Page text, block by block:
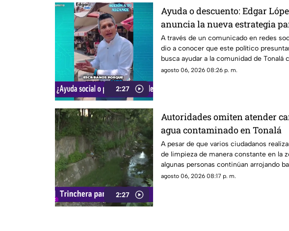
2:27
Ayuda o descuento: Edgar
anuncia la nueva estrategia
ayudar algunas familias
A través de un comunicado en redes
dio a conocer que este político
busca ayudar a la comunidad de Tonalá
descuento.
agosto 06, 2026 08:26 p. m.
2:27
Autoridades omiten atender
agua contaminado en Tonalá
A pesar de que varios ciudadanos
de limpieza de manera constante en la
algunas personas continúan arrojando
canal de agua, provocando acumulación
agosto 06, 2026 08:17 p. m.